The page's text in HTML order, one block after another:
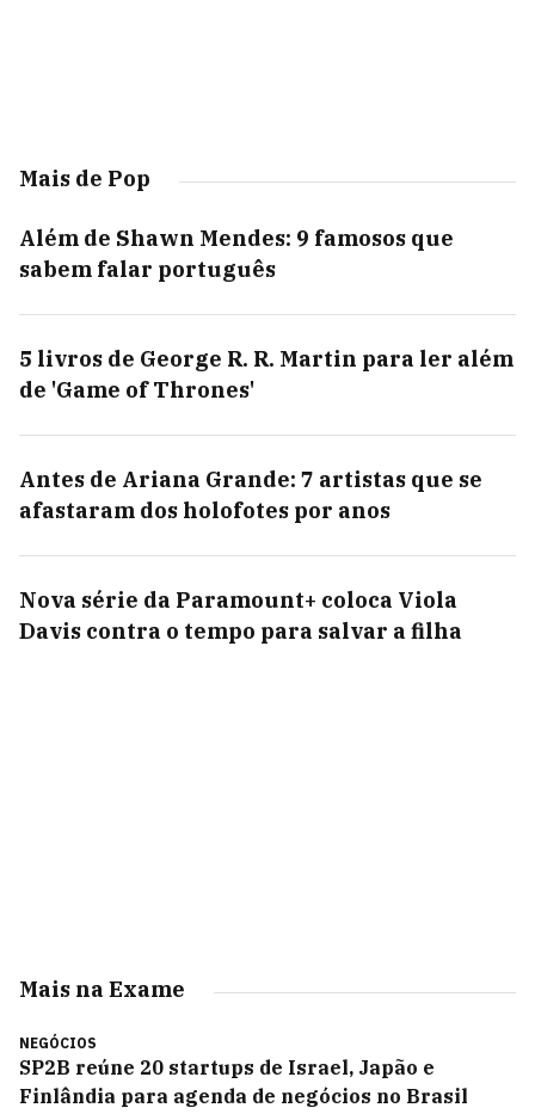
Mais de Pop
Além de Shawn Mendes: 9 famosos que
sabem falar português
5 livros de George R. R. Martin para ler além
de 'Game of Thrones'
Antes de Ariana Grande: 7 artistas que se
afastaram dos holofotes por anos
Nova série da Paramount+ coloca Viola
Davis contra o tempo para salvar a filha
Mais na Exame
NEGÓCIOS
SP2B reúne 20 startups de Israel, Japão e
Finlândia para agenda de negócios no Brasil